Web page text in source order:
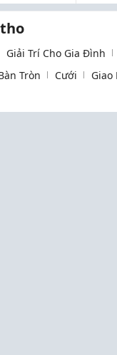
Phía
Giải Trí Cho Gia Đình
Tròn Cưới Giao